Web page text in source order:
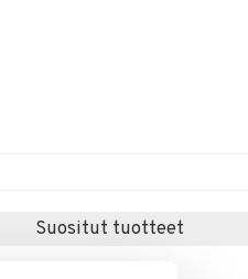
Suositut tuotteet